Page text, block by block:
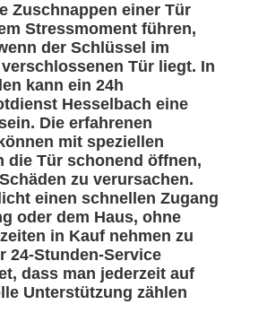
Zuschnappen einer Tür
Stressmoment führen,
der Schlüssel im
Tür liegt. In
kann ein 24h
Hesselbach eine
Die erfahrenen
mit speziellen
die Tür schonend öffnen,
zu verursachen.
einen schnellen Zugang
oder dem Haus, ohne
in Kauf nehmen zu
24-Stunden-Service
dass man jederzeit auf
Unterstützung zählen